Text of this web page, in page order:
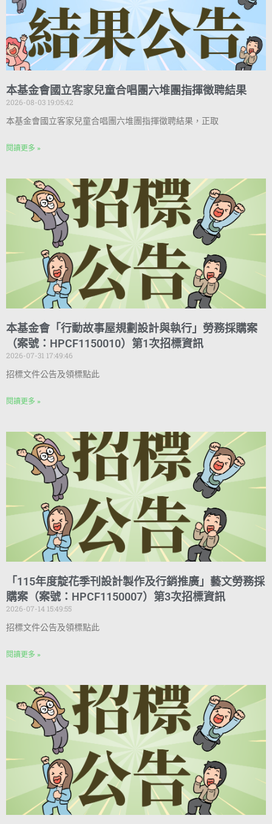
本基金會國立客家兒童合唱團六堆團指揮徵聘結果
2026-08-03 19:05:42
本基金會國立客家兒童合唱團六堆團指揮徵聘結果，正取
閱讀更多 »
本基金會「行動故事屋規劃設計與執行」勞務採購案
（案號：HPCF1150010）第1次招標資訊
2026-07-31 17:49:46
招標文件公告及領標點此
閱讀更多 »
「115年度靛花季刊設計製作及行銷推廣」藝文勞務採
購案（案號：HPCF1150007）第3次招標資訊
2026-07-14 15:49:55
招標文件公告及領標點此
閱讀更多 »